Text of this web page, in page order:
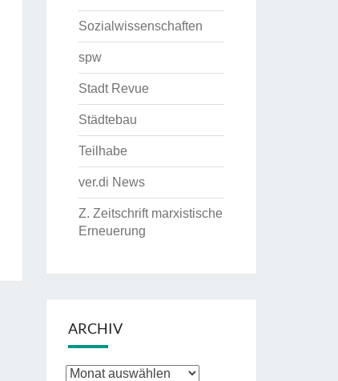
Sozialwissenschaften
spw
Stadt Revue
Städtebau
Teilhabe
ver.di News
Z. Zeitschrift marxistische
Erneuerung
ARCHIV
Archiv